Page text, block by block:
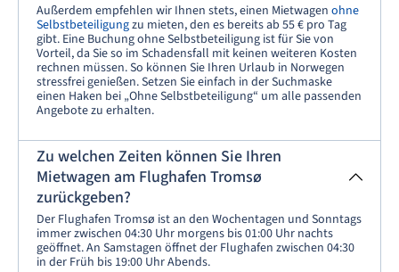
Außerdem empfehlen wir Ihnen stets, einen Mietwagen ohne
Selbstbeteiligungzu mieten, den es bereits ab 55 € pro Tag
gibt. Eine Buchung ohne Selbstbeteiligung ist für Sie von
Vorteil, da Sie so im Schadensfall mit keinen weiteren Kosten
rechnen müssen. So können Sie Ihren Urlaub in Norwegen
stressfrei genießen. Setzen Sie einfach in der Suchmaske
einen Haken bei „Ohne Selbstbeteiligung“ um alle passenden
Angebote zu erhalten.
Zu welchen Zeiten können Sie Ihren
Mietwagen am Flughafen Tromsø
zurückgeben?
Der Flughafen Tromsø ist an den Wochentagen und Sonntags
immer zwischen 04:30 Uhr morgens bis 01:00 Uhr nachts
geöffnet. An Samstagen öffnet der Flughafen zwischen 04:30
in der Früh bis 19:00 Uhr Abends.